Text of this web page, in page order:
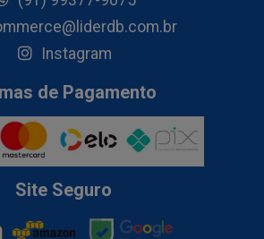
Instagram
de Pagamento
Site Seguro